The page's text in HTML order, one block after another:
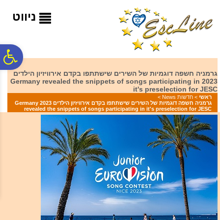
המרכזי
ניווט
גרמניה חשפה דוגמיות של השירים שישתתפו בקדם אירוויזיון הילדים
2023 Germany revealed the snippets of songs participating in
it's preselection for JESC
ראשי > חדשות News
>
גרמניה חשפה דוגמיות של השירים שישתתפו בקדם אירוויזיון הילדים 2023 Germany
revealed the snippets of songs participating in it's preselection for JESC